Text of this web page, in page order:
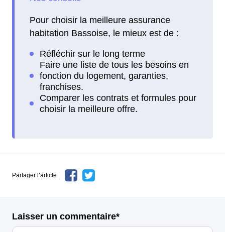
Pour choisir la meilleure assurance
habitation Bassoise, le mieux est de :
Partager l’article :
Laisser un commentaire*